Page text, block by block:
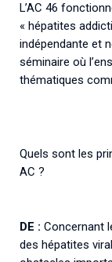
L’AC 46
« hépatites
indépendante et
séminaire où
thématiques
Quels sont les
AC ?
DE : Concernant
des hépatites